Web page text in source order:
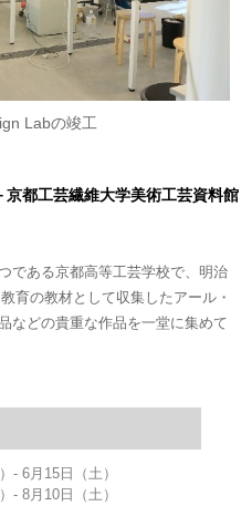
Labの竣工
都工芸繊維大学美術工芸資料館
である京都高等工芸学校で、明治
育の教材として収集したアール・
などの貴重な作品を一堂に集めて
- 6月15日（土）
- 8月10日（土）